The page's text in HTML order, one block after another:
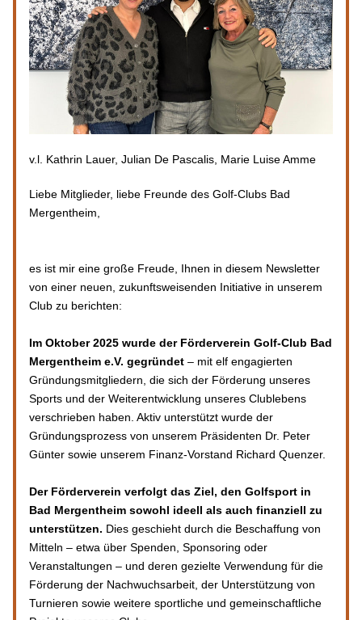
v.l. Kathrin Lauer, Julian De Pascalis, Marie Luise Amme
Liebe Mitglieder, liebe Freunde des Golf-Clubs Bad
Mergentheim,
es ist mir eine große Freude, Ihnen in diesem Newsletter
von einer neuen, zukunftsweisenden Initiative in unserem
Club zu berichten:
Im Oktober 2025 wurde der Förderverein Golf-Club Bad
Mergentheim e.V. gegründet – mit elf engagierten
Gründungsmitgliedern, die sich der Förderung unseres
Sports und der Weiterentwicklung unseres Clublebens
verschrieben haben. Aktiv unterstützt wurde der
Gründungsprozess von unserem Präsidenten Dr. Peter
Günter sowie unserem Finanz-Vorstand Richard Quenzer.
Der Förderverein verfolgt das Ziel, den Golfsport in
Bad Mergentheim sowohl ideell als auch finanziell zu
unterstützen. Dies geschieht durch die Beschaffung von
Mitteln – etwa über Spenden, Sponsoring oder
Veranstaltungen – und deren gezielte Verwendung für die
Förderung der Nachwuchsarbeit, der Unterstützung von
Turnieren sowie weitere sportliche und gemeinschaftliche